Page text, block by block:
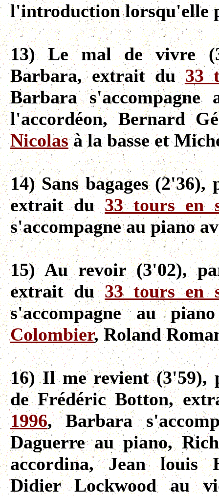
l'introduction lorsqu'elle
13) Le mal de vivre
Barbara, extrait du33
Barbara
l'accordéon, Bernard
Nicolasà la basse et
14) Sans bagages
extrait du33 tours en
s'accompagne au piano
15) Au revoir (3'02),
extrait du33 tours en
s'accompagne au
Colombier, Roland
16) Il me revient (3'59),
de Frédéric Botton,
1996, Barbara
Daguerre au piano,
accordina, Jean louis
Didier Lockwood au